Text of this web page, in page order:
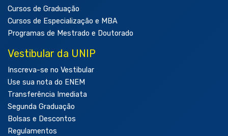
Cursos de Graduação
Cursos de Especialização e MBA
Programas de Mestrado e Doutorado
Vestibular da UNIP
Inscreva-se no Vestibular
Use sua nota do ENEM
Transferência Imediata
Segunda Graduação
Bolsas e Descontos
Regulamentos